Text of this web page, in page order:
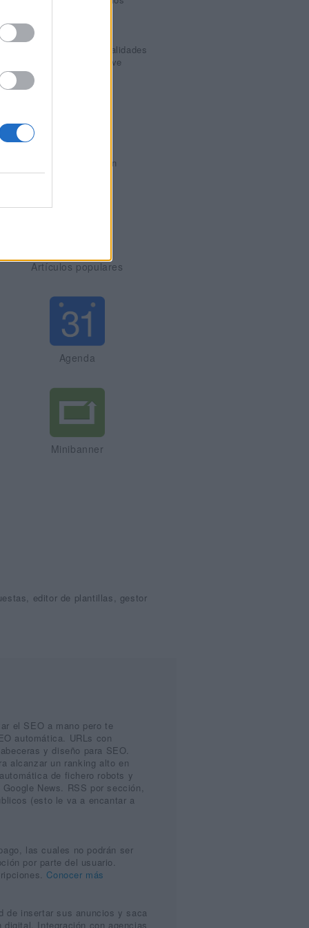
de otras funcionalidades
puede consultar una breve
relacionados.
widgets disponibles en
Artículos populares
Agenda
Minibanner
editor de plantillas, gestor
el SEO a mano pero te
automática. URLs con
y diseño para SEO.
alcanzar un ranking alto en
de fichero robots y
News. RSS por sección,
(esto le va a encantar a
las cuales no podrán ser
por parte del usuario.
Conocer más
de insertar sus anuncios y saca
Integración con agencias